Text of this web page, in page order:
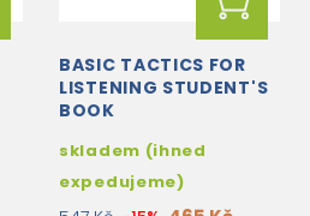
BASIC TACTICS FOR
LISTENING STUDENT'S
BOOK
skladem (ihned
expedujeme)